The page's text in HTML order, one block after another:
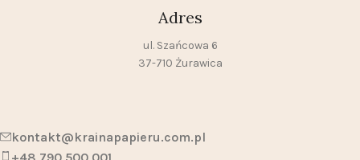
Adres
ul. Szańcowa 6
37-710 Żurawica
kontakt@krainapapieru.com.pl